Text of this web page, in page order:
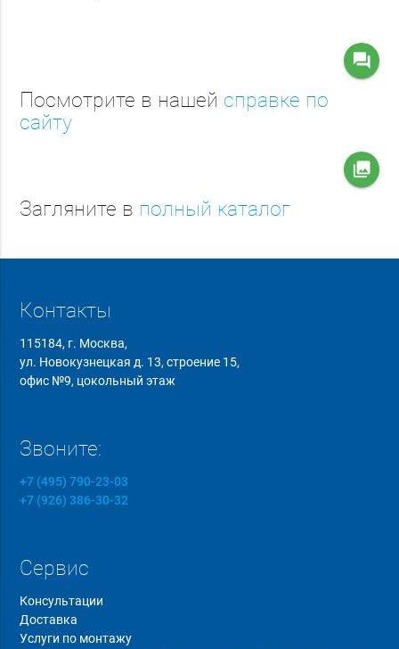
question_answer
Посмотрите в нашей справке по
сайту
collections
Загляните в полный каталог
Контакты
115184, г. Москва,
ул. Новокузнецкая д. 13, строение 15,
офис №9, цокольный этаж
Звоните:
+7 (495) 790-23-03
+7 (926) 386-30-32
Сервис
Консультации
Доставка
Услуги по монтажу